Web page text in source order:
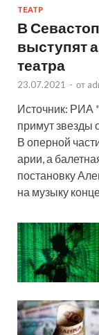
ТЕАТР
В
выступят
театра
23.07.2021 - от
Источник: РИА
примут звезды
В оперной
арии, а
постановку
на музыку